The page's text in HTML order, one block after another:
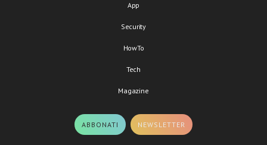
App
Security
HowTo
Tech
Magazine
ABBONATI NEWSLETTER